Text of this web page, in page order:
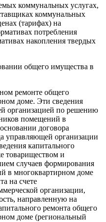
коммунальных услугах,
коммунальных
(тарифах) на
потребления
накопления твердых
общего имущества в
ремонте общего
доме. Эти сведения
организацией по решению
помещений в
договора
управляющей организации
капитального
товариществом и
случаев формирования
в многоквартирном доме
на счете
организации,
направленную на
ремонта общего
доме (региональный